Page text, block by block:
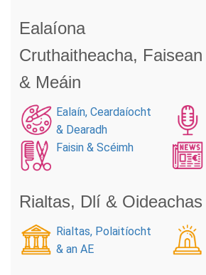
Ealaíona
Cruthaitheacha, Faisean
& Meáin
Ealaín, Ceardaíocht
& Dearadh
Faisin & Scéimh
Rialtas, Dlí & Oideachas
Rialtas, Polaitíocht
& an AE